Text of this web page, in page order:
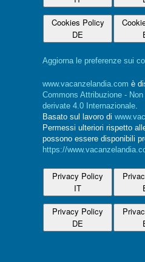
Cookies Policy
DE
Aggiorna le preferenze sui
www.vacanzelandia.com è
Commons Attribuzione -
derivate 4.0 Internazionale.
Basato sul lavoro di
Permessi ulteriori rispetto
possono essere disponibili
https://
Privacy Policy
IT
Privacy Policy
DE